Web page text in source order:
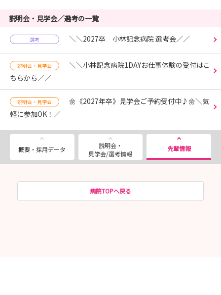
説明会・見学会／選考の一覧
選考 ＼＼2027卒 小林記念病院 選考会／／
説明会・見学会
＼＼小林記念病院1DAYお仕事体験の受付はこ
ちらから／／
説明会・見学会
🌼《2027年卒》見学会ご予約受付中♪🌼＼気
軽に参加OK！／
概要・採用データ
説明会・
見学会/選考情報
先輩情報
病院TOPへ戻る